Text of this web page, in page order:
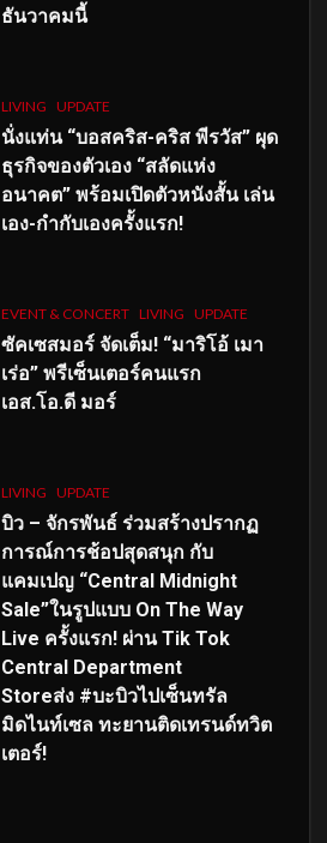
ธันวาคมนี้
LIVING UPDATE
นั่งแท่น “บอสคริส-คริส พีรวัส” ผุด
ธุรกิจของตัวเอง “สลัดแห่ง
อนาคต” พร้อมเปิดตัวหนังสั้น เล่น
เอง-กำกับเองครั้งแรก!
EVENT & CONCERT LIVING UPDATE
ซัคเซสมอร์ จัดเต็ม! “มาริโอ้ เมา
เร่อ” พรีเซ็นเตอร์คนแรก
เอส.โอ.ดี มอร์
LIVING UPDATE
บิว – จักรพันธ์ ร่วมสร้างปรากฏ
การณ์การช้อปสุดสนุก กับ
แคมเปญ “Central Midnight
Sale”ในรูปแบบ On The Way
Live ครั้งแรก! ผ่าน Tik Tok
Central Department
Storeส่ง #บะบิวไปเซ็นทรัล
มิดไนท์เซล ทะยานติดเทรนด์ทวิต
เตอร์!